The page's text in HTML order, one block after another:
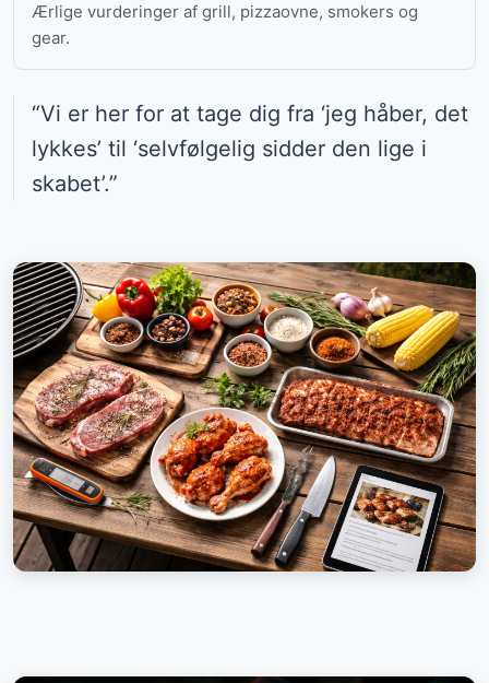
Ærlige vurderinger af grill, pizzaovne, smokers og
gear.
“Vi er her for at tage dig fra ‘jeg håber, det
lykkes’ til ‘selvfølgelig sidder den lige i
skabet’.”